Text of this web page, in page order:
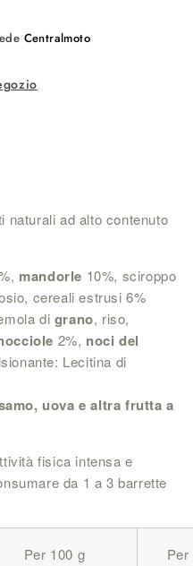
Centralmoto
naturali ad alto contenuto
mandorle 10%, sciroppo
cereali estrusi 6%
di grano, riso,
2%, noci del
Lecitina di
uova e altra frutta a
fisica intensa e
da 1 a 3 barrette
Per 100 g